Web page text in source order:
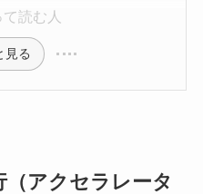
読む人
見る
（アクセラレータ